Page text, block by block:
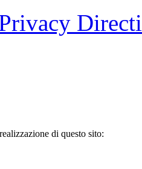
di questo sito: